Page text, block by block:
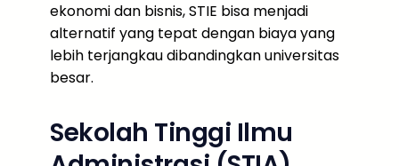
ekonomi dan bisnis, STIE bisa menjadi
alternatif yang tepat dengan biaya yang
lebih terjangkau dibandingkan universitas
besar.
Sekolah Tinggi Ilmu